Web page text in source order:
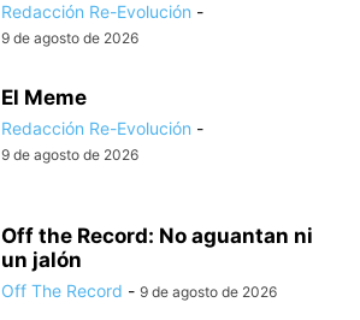
Redacción Re-Evolución -
9 de agosto de 2026
El Meme
Redacción Re-Evolución -
9 de agosto de 2026
Off the Record: No aguantan ni
un jalón
Off The Record - 9 de agosto de 2026